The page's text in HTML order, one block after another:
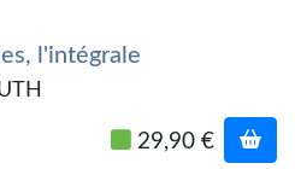
l'intégrale
29,90 €